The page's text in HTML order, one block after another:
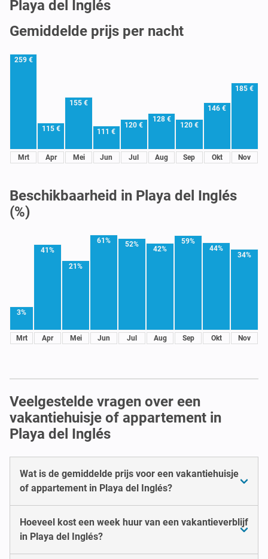
Playa del Inglés
Gemiddelde prijs per nacht
259 €
Mrt
115 €
Apr
155 €
Mei
111 €
Jun
120 €
Jul
128 €
Aug
120 €
Sep
146 €
Okt
185 €
Nov
Beschikbaarheid in Playa del Inglés
(%)
3%
Mrt
41%
Apr
21%
Mei
61%
Jun
52%
Jul
42%
Aug
59%
Sep
44%
Okt
34%
Nov
Veelgestelde vragen over een
vakantiehuisje of appartement in
Playa del Inglés
Wat is de gemiddelde prijs voor een vakantiehuisje
of appartement in Playa del Inglés?
Hoeveel kost een week huur van een vakantieverblijf
in Playa del Inglés?